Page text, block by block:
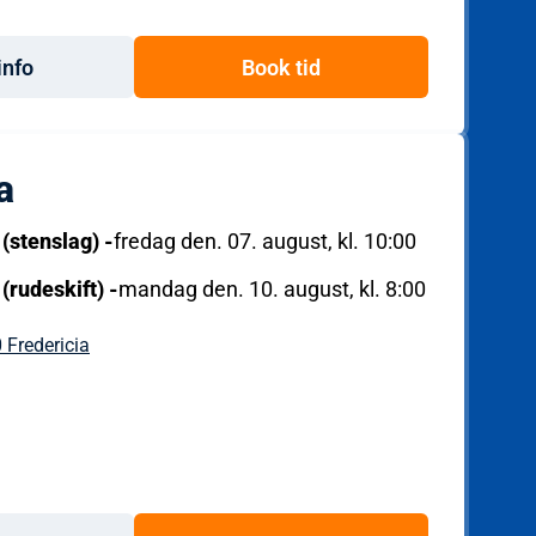
Book tid
-fredag den. 07. august, kl. 10:00
-mandag den. 10. august, kl. 8:00
Fredericia